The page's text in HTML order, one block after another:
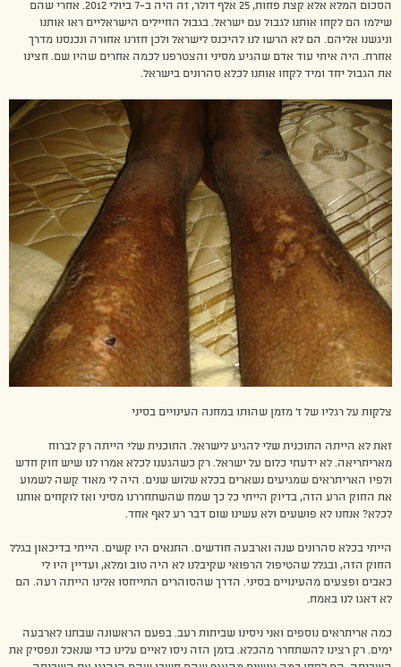
הסכום המלא אלא קצת פחות, 25 אלף דולר, זה היה ב-7 ביולי 2012. אחרי שהם
שילמו הם לקחו אותנו לגבול עם ישראל. בגבול החיילים הישראליים ראו אותנו
וניגשנו אליהם. הם לא הרשו לנו להיכנס לישראל ולכן חזרנו אחורה ונכנסנו מדרך
אחרת. היה איתי עוד אדם שהגיע מסיני והצטרפנו לכמה אחרים שהיו שם. חצינו
את הגבול יחד ומיד לקחו אותנו לכלא סהרונים בישראל.
צלקות על רגליו של ז’ מזמן שהותו במחנה העינויים בסיני
זאת לא הייתה התוכנית שלי להגיע לישראל. התוכנית שלי הייתה רק לברוח
מאריתריאה. לא ידעתי כלום על ישראל. רק כשהגענו לכלא אמרו לנו שיש חוק חדש
ולפיו האריתראים שמגיעים נשארים בכלא שלוש שנים. היה לי מאוד קשה לשמוע
את החוק הרע הזה, בדיוק הייתי כל כך שמח שהשתחררנו מסיני ואז לוקחים אותנו
לכלא? אנחנו לא פושעים ולא עשינו שום דבר רע לאף אחד.
הייתי בכלא סהרונים שנה וארבעה חודשים. התנאים היו קשים. הייתי בדיכאון בגלל
החוק הזה, ובגלל שהטיפול הרפואי שקיבלנו לא היה טוב ומלא, ועדיין היו לי
כאבים ופצעים מהעינויים בסיני. הדרך שהסוהרים התייחסו אלינו הייתה רעה. הם
לא דאגו לנו באמת.
כמה אריתראים נוספים ואני ניסינו שביתות רעב. בפעם הראשונה שבתנו לארבעה
ימים. רק רצינו להשתחרר מהכלא. בזמן הזה ניסו לאיים עלינו כדי שנאכל ונפסיק את